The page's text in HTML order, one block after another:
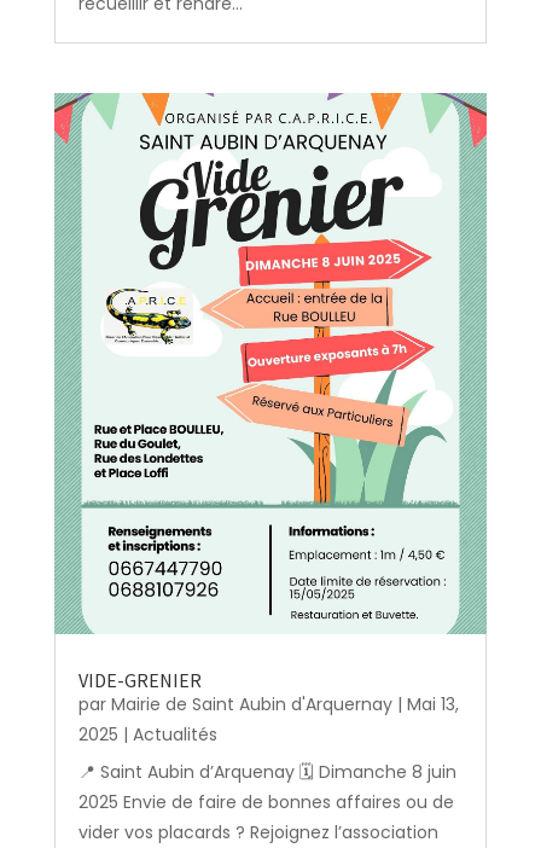
VIDE-GRENIER
par Mairie de Saint Aubin d'Arquernay| Mai 13,
2025 | Actualités
📍 Saint Aubin d’Arquenay 🗓️ Dimanche 8 juin
2025 Envie de faire de bonnes affaires ou de
vider vos placards ? Rejoignez l’association